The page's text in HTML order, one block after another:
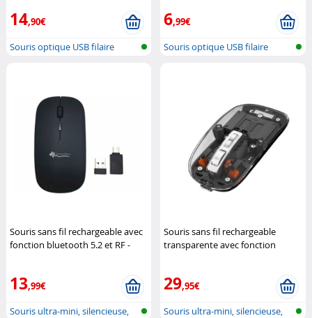
14,90€
Souris optique USB filaire
6,99€
Souris optique USB filaire
Souris sans fil rechargeable avec
fonction bluetooth 5.2 et RF -
13,99€
Souris ultra-mini, silencieuse,
Souris sans fil rechargeable
transparente avec fonction
29,95€
Souris ultra-mini, silencieuse,